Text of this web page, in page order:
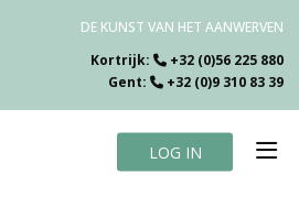
DE KUNST VAN HET AANWERVEN
Kortrijk:
+32 (0)56 225 880
Gent:
+32 (0)9 310 83 39
LOG IN